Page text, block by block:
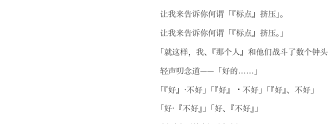
让我来告诉你何谓 「『标点 』 挤压 」。
让我来告诉你何谓 「『标点 』 挤压。」
「 就这样 我、 『那个人 』 和他们战斗了数个钟头
轻声叨念道—— 「 好的…… 」
「『好 』 ·不好 」 「『好 』 ・不好 」 「『好 』、 不好 」
「 好· 『不好 』」 「 好、 『不好 』」